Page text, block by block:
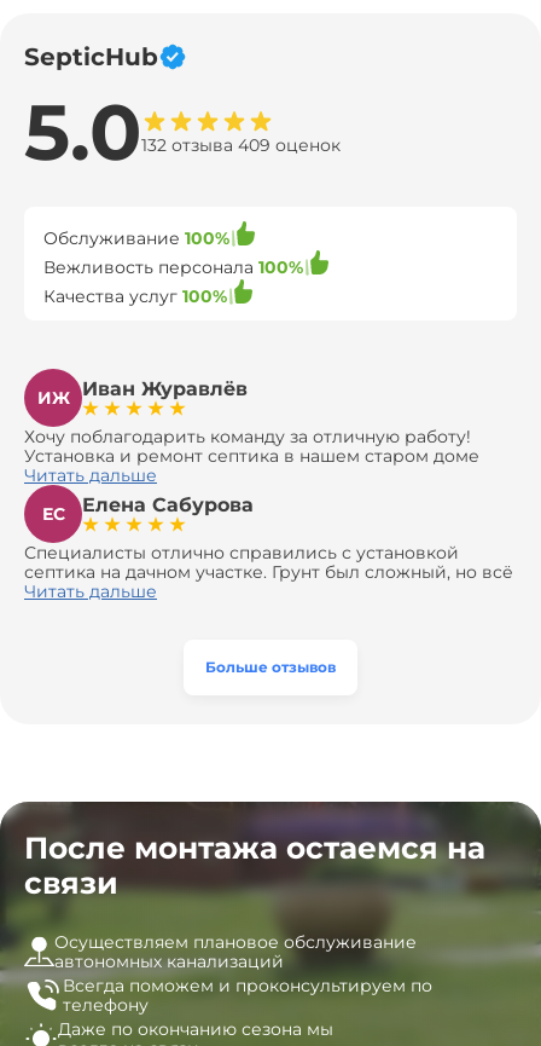
SepticHub
5.0132 отзыва 409 оценок
Обслуживание 100%
Вежливость персонала 100%
Качества услуг 100%
ИЖ Иван Журавлёв
Хочу поблагодарить команду за отличную работу!
Установка и ремонт септика в нашем старом доме
оказались сложной задачей, но ребята справились на
все 100%. Всё сделали аккуратно и профессионально.
Давали полезные рекомендации, не пытались
навязать ничего лишнего, помогли с выбором и
доставкой материалов, что позволило нам
сэкономить. Выполнили монтаж и демонтаж
оборудования, заменили трубы, обновили
эту компанию всем, кто ищет надёжных
Читать дальше
ЕС
Елена Сабурова
Специалисты отлично справились с установкой
септика на дачном участке. Грунт был сложный, но всё
сделали быстро и аккуратно. Помогли выбрать
Читать дальше
Больше отзывов
После монтажа остаемся на
связи
Осуществляем плановое обслуживание
автономных канализаций
Всегда поможем и проконсультируем по
телефону
Даже по окончанию сезона мы